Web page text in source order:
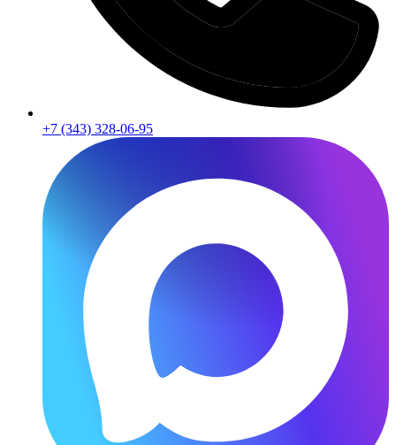
+7 (343) 328-06-95